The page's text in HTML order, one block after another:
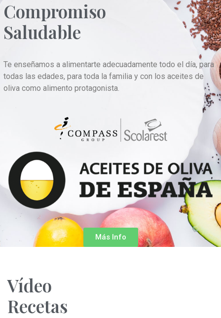
Compromiso
Saludable
Te enseñamos a alimentarte adecuadamente todo el día, para
todas las edades, para toda la familia y con los aceites de
oliva como alimento protagonista.
Más Info
Vídeo
Recetas